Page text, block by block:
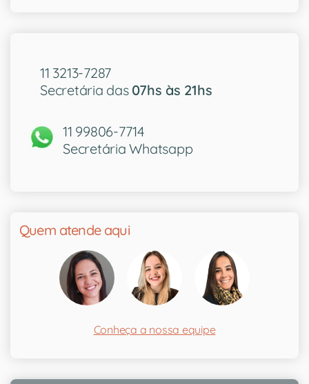
11 3213-7287
Secretária das 07hs às 21hs
11 99806-7714
Secretária Whatsapp
Quem atende aqui
Conheça a nossa equipe